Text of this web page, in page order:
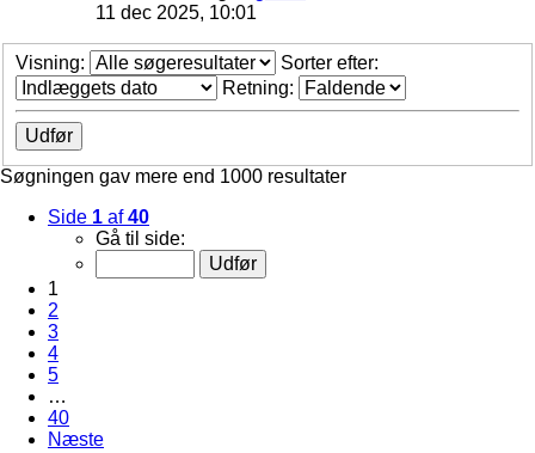
11 dec 2025, 10:01
Visning:
Sorter efter:
Retning:
Søgningen gav mere end 1000 resultater
Side 1 af40
Gå til side:
1
2
3
4
5
…
40
Næste